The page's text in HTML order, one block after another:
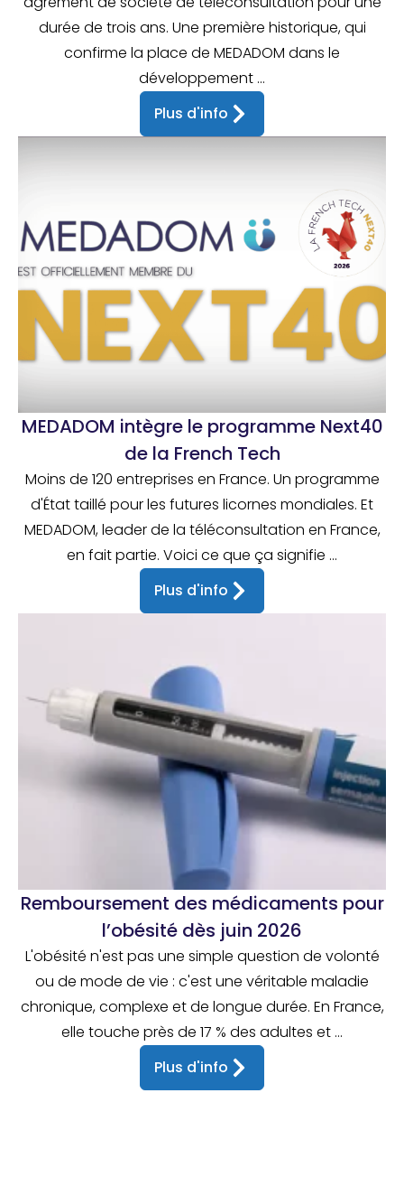
durée de trois ans. Une première historique, qui
confirme la place de MEDADOM dans le
développement ...
Plus d'info
MEDADOM intègre le programme Next40
de la French Tech
Moins de 120 entreprises en France. Un programme
d'État taillé pour les futures licornes mondiales. Et
MEDADOM, leader de la téléconsultation en France,
en fait partie. Voici ce que ça signifie ...
Plus d'info
Remboursement des médicaments pour
l’obésité dès juin 2026
L'obésité n'est pas une simple question de volonté
ou de mode de vie : c'est une véritable maladie
chronique, complexe et de longue durée. En France,
elle touche près de 17 % des adultes et ...
Plus d'info